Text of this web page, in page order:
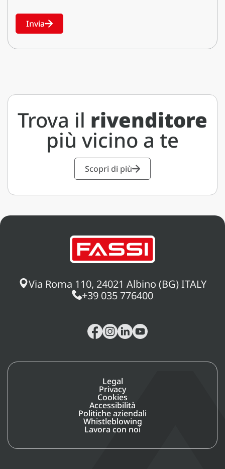
Invia
Trova il rivenditore
più vicino a te
Scopri di più
Via Roma 110, 24021 Albino (BG) ITALY
+39 035 776400
Legal
Privacy
Cookies
Accessibilità
Politiche aziendali
Whistleblowing
Lavora con noi